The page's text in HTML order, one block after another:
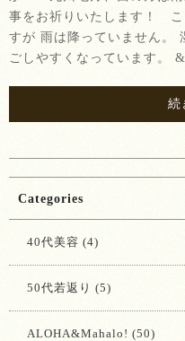
事をお祈りいたします！ こ
すが 雨は降っていません。
ごしやすくなっています。
続
Categories
40代美容 (4)
50代若返り (5)
ALOHA&Mahalo! (50)